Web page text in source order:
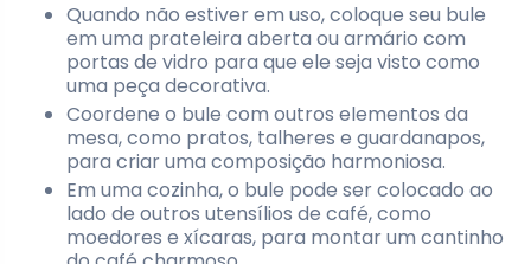
Quando não estiver em uso, coloque seu bule
em uma prateleira aberta ou armário com
portas de vidro para que ele seja visto como
uma peça decorativa.
Coordene o bule com outros elementos da
mesa, como pratos, talheres e guardanapos,
para criar uma composição harmoniosa.
Em uma cozinha, o bule pode ser colocado ao
lado de outros utensílios de café, como
moedores e xícaras, para montar um cantinho